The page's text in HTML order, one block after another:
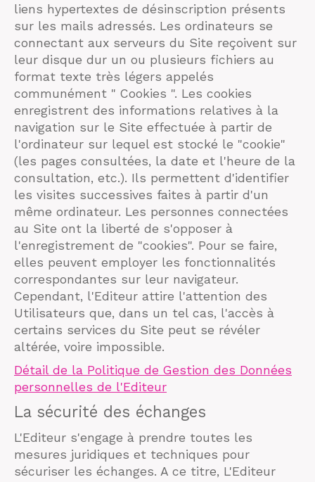
liens hypertextes de désinscription présents
sur les mails adressés. Les ordinateurs se
connectant aux serveurs du Site reçoivent sur
leur disque dur un ou plusieurs fichiers au
format texte très légers appelés
communément " Cookies ". Les cookies
enregistrent des informations relatives à la
navigation sur le Site effectuée à partir de
l'ordinateur sur lequel est stocké le "cookie"
(les pages consultées, la date et l'heure de la
consultation, etc.). Ils permettent d'identifier
les visites successives faites à partir d'un
même ordinateur. Les personnes connectées
au Site ont la liberté de s'opposer à
l'enregistrement de "cookies". Pour se faire,
elles peuvent employer les fonctionnalités
correspondantes sur leur navigateur.
Cependant, l'Editeur attire l'attention des
Utilisateurs que, dans un tel cas, l'accès à
certains services du Site peut se révéler
altérée, voire impossible.
Détail de la Politique de Gestion des Données
personnelles de l'Editeur
La sécurité des échanges
L'Editeur s'engage à prendre toutes les
mesures juridiques et techniques pour
sécuriser les échanges. A ce titre, L'Editeur